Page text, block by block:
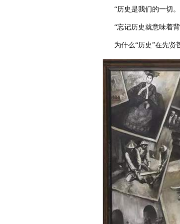
“历史是我们的一切。
“忘记历史就意味着背
为什么“历史”在先贤